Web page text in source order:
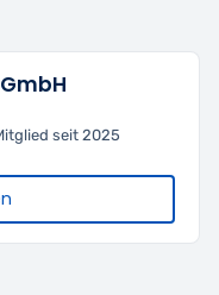
seit 2025